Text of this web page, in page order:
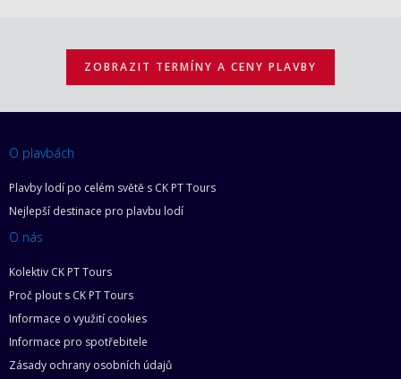
ZOBRAZIT TERMÍNY A CENY PLAVBY
O plavbách
Plavby lodí po celém světě s CK PT Tours
Nejlepší destinace pro plavbu lodí
O nás
Kolektiv CK PT Tours
Proč plout s CK PT Tours
Informace o využití cookies
Informace pro spotřebitele
Zásady ochrany osobních údajů